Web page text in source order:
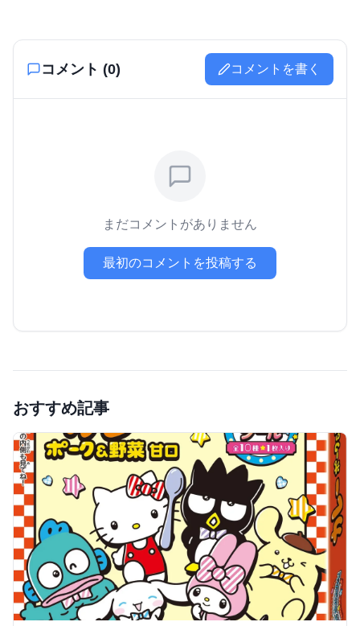
コメント (0) コメントを書く
まだコメントがありません
最初のコメントを投稿する
おすすめ記事